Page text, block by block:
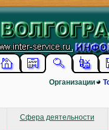
Организации
Сфера деятельности